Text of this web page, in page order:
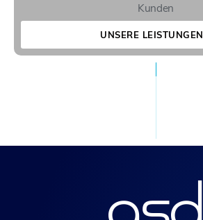
Kunden
UNSERE LEISTUNGEN